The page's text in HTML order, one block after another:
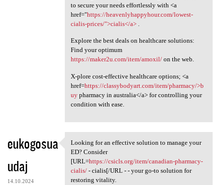
to secure your needs effortlessly with <a
href="https://heavenlyhappyhour.com/lowest-
cialis-prices/">cialis</a>.
Explore the best deals on healthcare solutions:
Find your optimum
https://maker2u.com/item/amoxil/on the web.
X-plore cost-effective healthcare options; <a
href=https://classybodyart.com/item/pharmacy/>b
uypharmacy in australia</a> for controlling your
condition with ease.
eukogosua
udaj
14.10.2024
Looking for an effective
Looking for an effective solution to manage your
ED? Consider
[URL=https://csicls.org/item/canadian-pharmacy-
cialis/- cialis[/URL - - your go-to solution for
restoring vitality.